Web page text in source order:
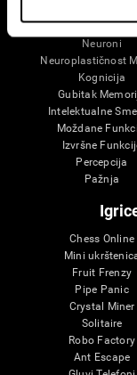
Delovi Mozga -
Neuroni
Neuroplastičnost
Kognicija
Gubitak
Intelektualne
Moždane
Izvršne
Percepcija
Pažnja
Chess Online
Mini
Fruit Frenzy
Pipe Panic
Crystal Miner
Solitaire
Robo Factory
Ant Escape